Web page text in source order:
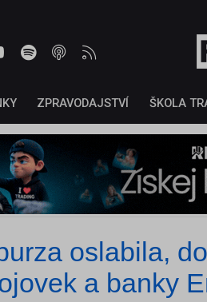
ZPRAVODAJSTVÍ ŠKOLA
oslabila,
a banky